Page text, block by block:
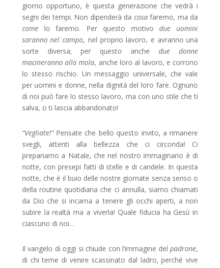
giorno opportuno, è questa generazione che vedrà i
segni dei tempi. Non dipenderà da cosafaremo, ma da
comelo faremo. Per questo motivodue uomini
saranno nel campo, nel proprio lavoro, e avranno una
sorte diversa; per questo anchedue donne
macineranno alla mola, anche loro al lavoro, e corrono
lo stesso rischio. Un messaggio universale, che vale
per uomini e donne, nella dignità del loro fare. Ognuno
di noi può fare lo stesso lavoro, ma con uno stile che ti
salva, o ti lascia abbandonato!
“Vegliate!”Pensate che bello questo invito, a rimanere
svegli, attenti alla bellezza che ci circonda! Ci
prepariamo a Natale, che nel nostro immaginario è di
notte, con presepi fatti di stelle e di candele. In questa
notte, che è il buio delle nostre giornate senza senso o
della routine quotidiana che ci annulla, siamo chiamati
da Dio che si incarna a tenere gli occhi aperti, a non
subire la realtà ma a viverla! Quale fiducia ha Gesù in
ciascuno di noi…
Il vangelo di oggi si chiude con l’immagine delpadrone,
di chi teme di venire scassinato dal ladro, perché vive